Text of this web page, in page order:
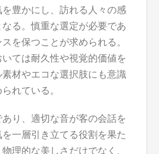
豊かにし、訪れる人々の感
る。慎重な選定が必要であ
を保つことが求められる。
ては耐久性や視覚的価値を
材やエコな選択肢にも意識
れている。
り、適切な音が客の会話を
一層引き立てる役割を果た
理的な美しさだけでなく、